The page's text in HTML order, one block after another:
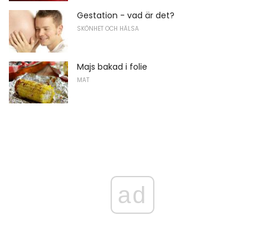
Gestation - vad är det?
SKÖNHET OCH HÄLSA
Majs bakad i folie
MAT
ad